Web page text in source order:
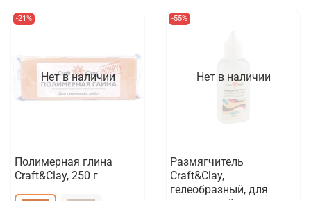
Нет в наличии
-21%
Полимерная глина
Craft&Clay, 250 г
Нет в наличии
-55%
Размягчитель
Craft&Clay,
гелеобразный, для